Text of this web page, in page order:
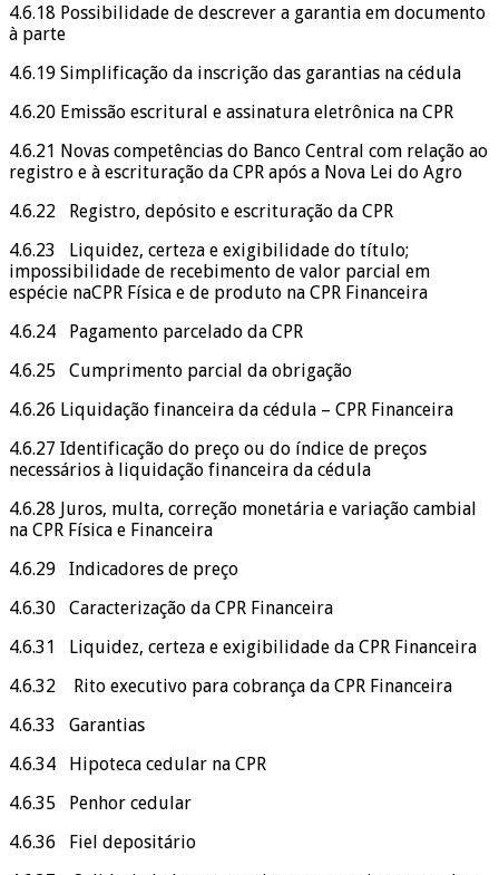
4.6.18 Possibilidade de descrever a garantia em documento
à parte
4.6.19 Simplificação da inscrição das garantias na cédula
4.6.20 Emissão escritural e assinatura eletrônica na CPR
4.6.21 Novas competências do Banco Central com relação ao
registro e à escrituração da CPR após a Nova Lei do Agro
4.6.22 Registro, depósito e escrituração da CPR
4.6.23 Liquidez, certeza e exigibilidade do título;
impossibilidade de recebimento de valor parcial em
espécie naCPR Física e de produto na CPR Financeira
4.6.24 Pagamento parcelado da CPR
4.6.25 Cumprimento parcial da obrigação
4.6.26 Liquidação financeira da cédula – CPR Financeira
4.6.27 Identificação do preço ou do índice de preços
necessários à liquidação financeira da cédula
4.6.28 Juros, multa, correção monetária e variação cambial
na CPR Física e Financeira
4.6.29 Indicadores de preço
4.6.30 Caracterização da CPR Financeira
4.6.31 Liquidez, certeza e exigibilidade da CPR Financeira
4.6.32 Rito executivo para cobrança da CPR Financeira
4.6.33 Garantias
4.6.34 Hipoteca cedular na CPR
4.6.35 Penhor cedular
4.6.36 Fiel depositário